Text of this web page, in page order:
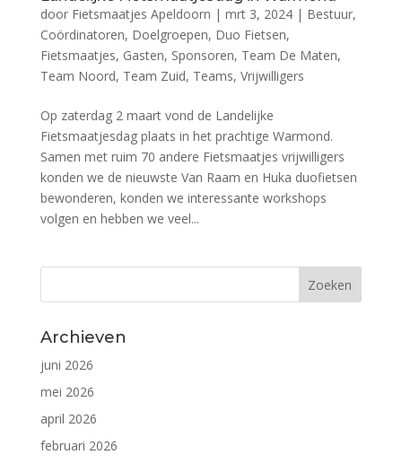
door Fietsmaatjes Apeldoorn | mrt 3, 2024| Bestuur,
Coördinatoren, Doelgroepen, Duo Fietsen,
Fietsmaatjes, Gasten, Sponsoren, Team De Maten,
Team Noord, Team Zuid, Teams, Vrijwilligers
Op zaterdag 2 maart vond de Landelijke
Fietsmaatjesdag plaats in het prachtige Warmond.
Samen met ruim 70 andere Fietsmaatjes vrijwilligers
konden we de nieuwste Van Raam en Huka duofietsen
bewonderen, konden we interessante workshops
volgen en hebben we veel...
Archieven
juni 2026
mei 2026
april 2026
februari 2026